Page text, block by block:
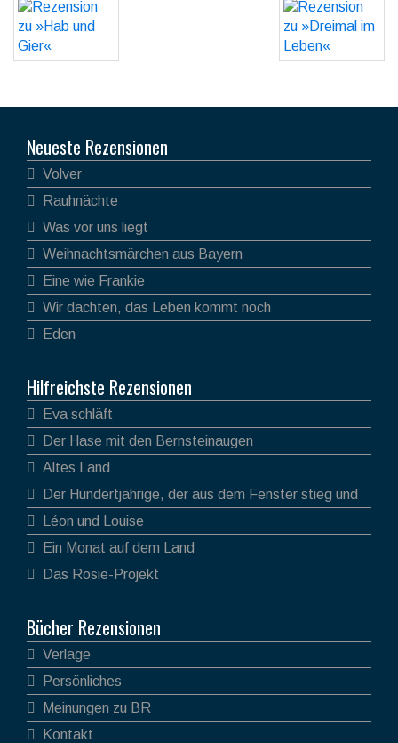
Neueste Rezensionen
Volver
Rauhnächte
Was vor uns liegt
Weihnachtsmärchen aus Bayern
Eine wie Frankie
Wir dachten, das Leben kommt noch
Eden
Hilfreichste Rezensionen
Eva schläft
Der Hase mit den Bernsteinaugen
Altes Land
Der Hundertjährige, der aus dem Fenster stieg und
verschwand
Léon und Louise
Ein Monat auf dem Land
Das Rosie-Projekt
Bücher Rezensionen
Verlage
Persönliches
Meinungen zu BR
Kontakt